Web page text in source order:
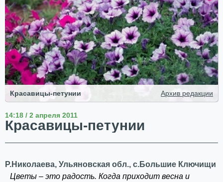
Архив редакции
Красавицы-петунии
14:18 / 2 апреля 2011
Красавицы-петунии
Р.Николаева, Ульяновская обл., с.Большие Ключищи
Цветы – это радость. Когда приходит весна и